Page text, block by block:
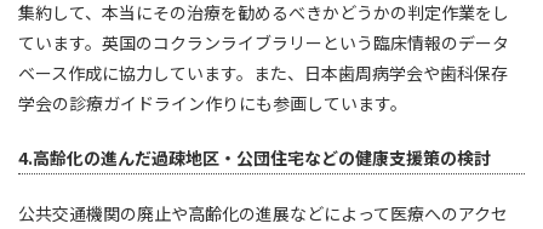
集約して、本当にその治療を勧めるべきかどうかの判定作業をし
ています。英国のコクランライブラリーという臨床情報のデータ
ベース作成に協力しています。また、日本歯周病学会や歯科保存
学会の診療ガイドライン作りにも参画しています。
4.高齢化の進んだ過疎地区・公団住宅などの健康支援策の検討
公共交通機関の廃止や高齢化の進展などによって医療へのアクセ